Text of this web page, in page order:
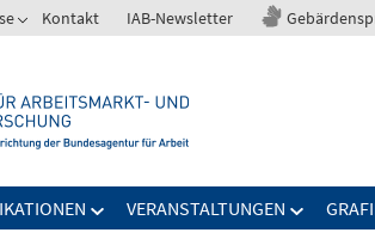
Kontakt IAB-Newsletter
VERANSTALTUNGEN